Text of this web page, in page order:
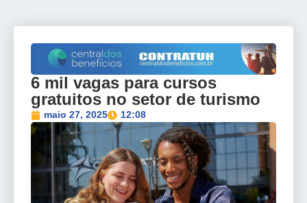
6 mil vagas para cursos
gratuitos no setor de turismo
maio 27, 2025 12:08